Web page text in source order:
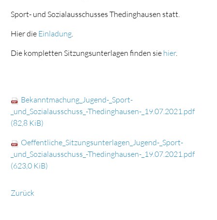
Sport- und Sozialausschusses Thedinghausen statt.
Hier die Einladung
Die kompletten Sitzungsunterlagen finden sie hier.
Bekanntmachung_Jugend-_Sport-
_und_Sozialausschuss_-Thedinghausen-_19.07.2021.pdf
(82,8 KiB)
Oeffentliche_Sitzungsunterlagen_Jugend-_Sport-
_und_Sozialausschuss_-Thedinghausen-_19.07.2021.pdf
(623,0 KiB)
Zurück